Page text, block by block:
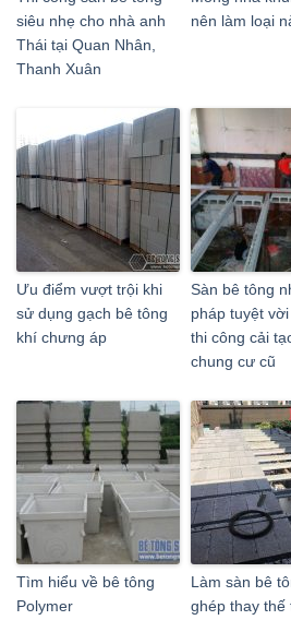
siêu nhẹ cho nhà anh
Thái tại Quan Nhân,
Thanh Xuân
nên làm loại
Ưu điểm vượt trội khi
sử dụng gạch bê tông
khí chưng áp
Sàn bê tông
pháp tuyệt
thi công cải
chung cư cũ
Tìm hiểu về bê tông
Polymer
Làm sàn bê
ghép thay thế